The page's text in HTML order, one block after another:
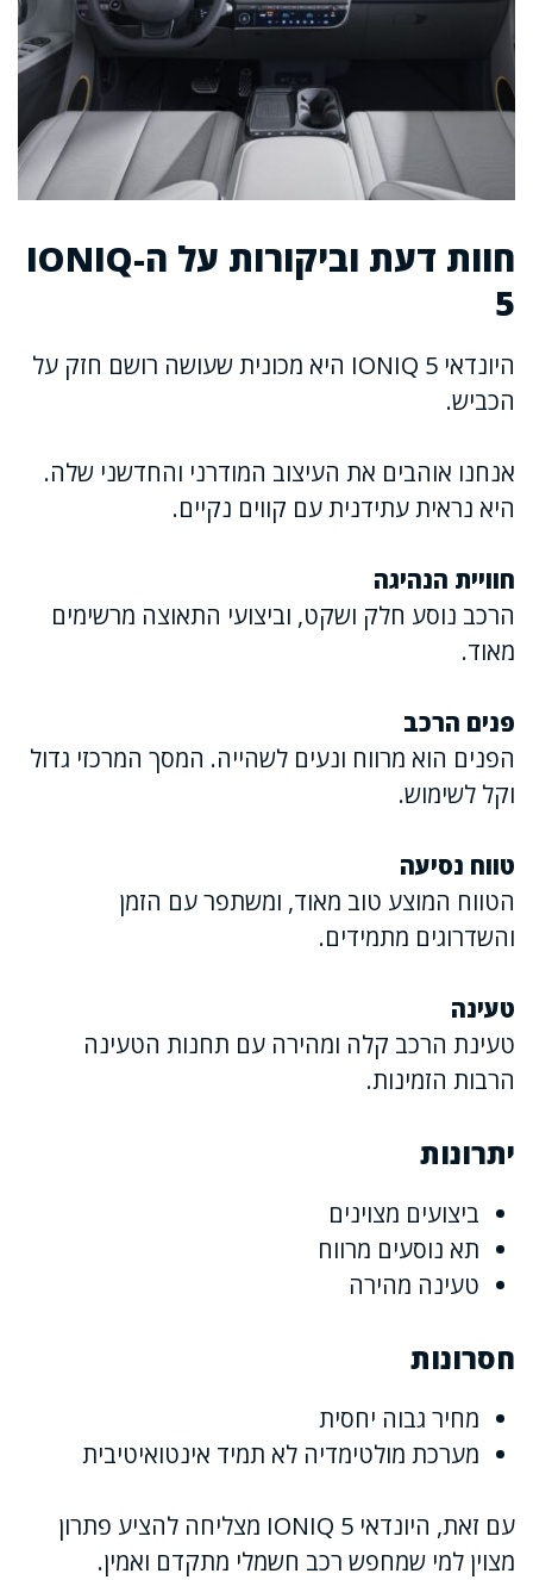
חוות דעת וביקורות על ה-IONIQ
5
היונדאי IONIQ 5 היא מכונית שעושה רושם חזק על
הכביש.
אנחנו אוהבים את העיצוב המודרני והחדשני שלה.
היא נראית עתידנית עם קווים נקיים.
חוויית הנהיגה
הרכב נוסע חלק ושקט, וביצועי התאוצה מרשימים
מאוד.
פנים הרכב
הפנים הוא מרווח ונעים לשהייה. המסך המרכזי גדול
וקל לשימוש.
טווח נסיעה
הטווח המוצע טוב מאוד, ומשתפר עם הזמן
והשדרוגים מתמידים.
טעינה
טעינת הרכב קלה ומהירה עם תחנות הטעינה
הרבות הזמינות.
יתרונות
ביצועים מצוינים
תא נוסעים מרווח
טעינה מהירה
חסרונות
מחיר גבוה יחסית
מערכת מולטימדיה לא תמיד אינטואיטיבית
עם זאת, היונדאי IONIQ 5 מצליחה להציע פתרון
מצוין למי שמחפש רכב חשמלי מתקדם ואמין.